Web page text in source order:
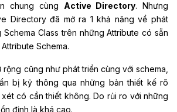
chung cùng Active Directory. Nhưng
Directory đã mở ra 1 khả năng về phát
Schema Class trên những Attribute có sẵn
Schema.
cũng như phát triển cùng với schema,
bị kỹ thông qua những bản thiết kế rõ
có cần thiết không. Do rủi ro với những
định là khá cao.